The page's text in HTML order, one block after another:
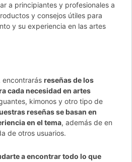
a principiantes y profesionales a
y consejos útiles para
y su experiencia en las artes
encontrarás reseñas de los
cada necesidad en artes
kimonos y otro tipo de
reseñas se basan en
en el tema, además de en
de otros usuarios.
a encontrar todo lo que